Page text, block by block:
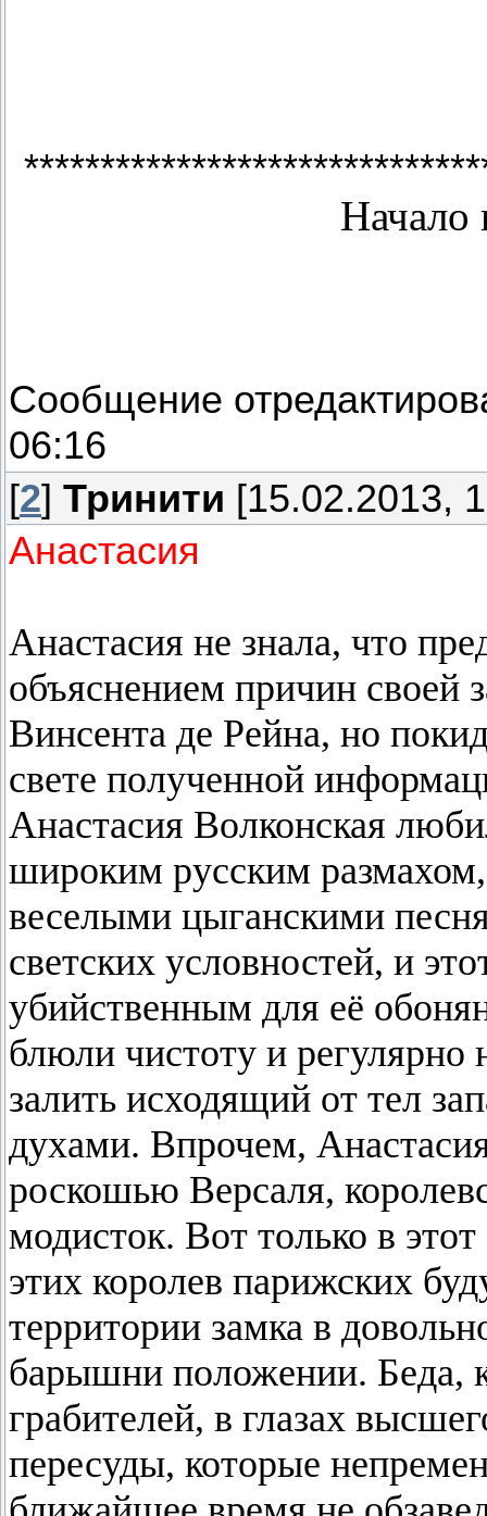
Начало
Сообщение
06:16
[2] Тринити [15.02.2013,
Анастасия
Анастасия не знала, что
объяснением причин своей
Винсента де Рейна, но
свете полученной
Анастасия Волконская
широким русским
веселыми цыганскими
светских условностей, и
убийственным для её
блюли чистоту и регулярно
залить исходящий от тел
духами. Впрочем,
роскошью Версаля,
модисток. Вот только в
этих королев парижских
территории замка в
барышни положении. Беда,
грабителей, в глазах
пересуды, которые